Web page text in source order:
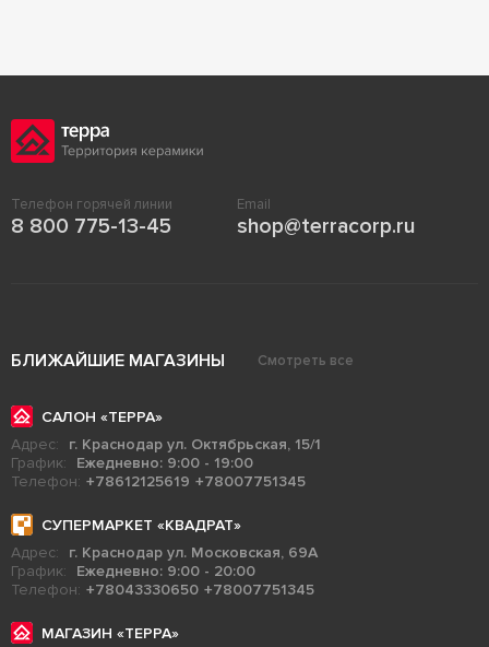
Телефон горячей линии
8 800 775-13-45
Email
shop@terracorp.ru
БЛИЖАЙШИЕ МАГАЗИНЫ Смотреть все
САЛОН «ТЕРРА»
Адрес:
г. Краснодар ул. Октябрьская, 15/1
График:
Ежедневно: 9:00 - 19:00
Телефон: +78612125619 +78007751345
СУПЕРМАРКЕТ «КВАДРАТ»
Адрес:
г. Краснодар ул. Московская, 69А
График:
Ежедневно: 9:00 - 20:00
Телефон: +78043330650 +78007751345
МАГАЗИН «ТЕРРА»